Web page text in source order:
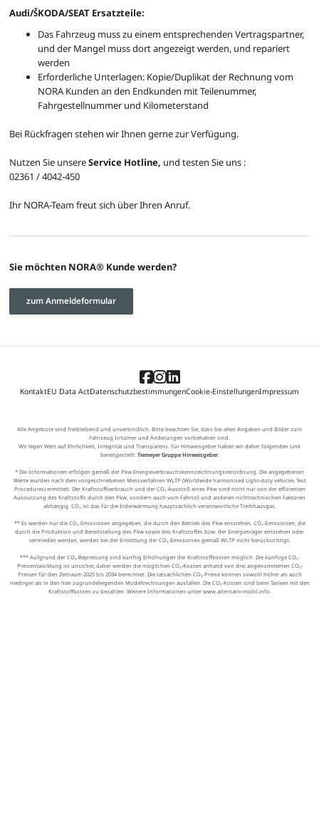
Audi/ŠKODA/SEAT Ersatzteile:
Das Fahrzeug muss zu einem entsprechenden Vertragspartner,
und der Mangel muss dort angezeigt werden, und repariert
werden
Erforderliche Unterlagen: Kopie/Duplikat der Rechnung vom
NORA Kunden an den Endkunden mit Teilenummer,
Fahrgestellnummer und Kilometerstand
Bei Rückfragen stehen wir Ihnen gerne zur Verfügung.
Nutzen Sie unsereService Hotline, und testen Sie uns :
02361 / 4042-450
Ihr NORA-Team freut sich über Ihren Anruf.
Sie möchten NORA® Kunde werden?
zum Anmeldeformular
KontaktEU Data ActDatenschutzbestimmungenCookie-EinstellungenImpressum
Alle Angebote sind freibleibend und unverbindlich. Bitte beachten Sie, dass bei allen Angaben und Bilder zum
Fahrzeug Irrtümer und Änderungen vorbehalten sind.
Wir legen Wert auf Ehrlichkeit, Integrität und Transparenz. Für Hinweisgeber haben wir daher folgenden Link
bereitgestellt: Tiemeyer Gruppe Hinweisgeber.
* Die Informationen erfolgen gemäß der Pkw-Energieverbrauchskennzeichnungsverordnung. Die angegebenen
Werte wurden nach dem vorgeschriebenen Messverfahren WLTP (Worldwide harmonised Light-duty vehicles Test
Procedures) ermittelt. Der Kraftstoffverbrauch und der CO₂-Ausstoß eines Pkw sind nicht nur von der effizienten
Ausnutzung des Kraftstoffs durch den Pkw, sondern auch vom Fahrstil und anderen nichttechnischen Faktoren
abhängig. CO₂ ist das für die Erderwärmung hauptsächlich verantwortliche Treibhausgas.
** Es werden nur die CO₂-Emissionen angegeben, die durch den Betrieb des Pkw entstehen. CO₂-Emissionen, die
durch die Produktion und Bereitstellung des Pkw sowie des Kraftstoffes bzw. der Energieträger entstehen oder
vermieden werden, werden bei der Ermittlung der CO₂-Emissionen gemäß WLTP nicht berücksichtigt.
*** Aufgrund der CO₂-Bepreisung sind künftig Erhöhungen der Kraftstoffkosten möglich. Die künftige CO₂-
Preisentwicklung ist unsicher, daher werden die möglichen CO₂-Kosten anhand von drei angenommenen CO₂-
Preisen für den Zeitraum 2025 bis 2034 berechnet. Die tatsächlichen CO₂-Preise können sowohl höher als auch
niedriger als in den hier zugrundeliegenden Modellrechnungen ausfallen. Die CO₂-Kosten sind beim Tanken mit den
Kraftstoffkosten zu bezahlen. Weitere Informationen unter www.alternativ-mobil.info.